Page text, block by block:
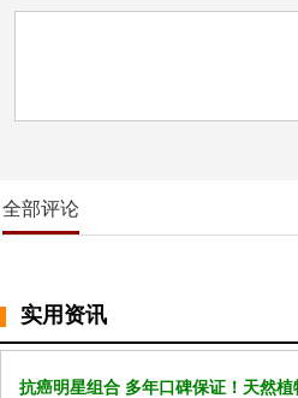
全部评论
实用资讯
抗癌明星组合 多年口碑保证！天然